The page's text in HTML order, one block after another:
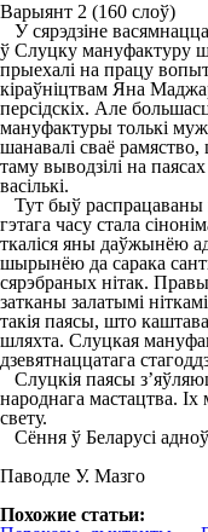
Варыянт 2 (160 слоў)
У сярэдзіне
ў Слуцку мануфактуру
прыехалі на працу
кіраўніцтвам Яна
персідскіх. Але
мануфактуры толькі
шанавалі сваё
таму выводзілі на
васількі.
Тут быў распрацаваны
гэтага часу стала
ткаліся яны даўжынёю
шырынёю да сарака
сярэбраных нітак.
затканы залатымі
такія паясы, што
шляхта. Слуцкая
дзевятнаццатага
Слуцкія паясы
народнага мастацтва.
свету.
Сёння ў Беларусі
Паводле У. Мазго
Похожие статьи: